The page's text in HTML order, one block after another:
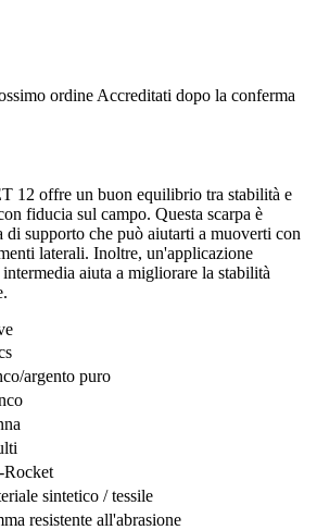
ordine Accreditati dopo la conferma
12 offre un buon equilibrio tra stabilità e
fiducia sul campo. Questa scarpa è
di supporto che può aiutarti a muoverti con
laterali. Inoltre, un'applicazione
aiuta a migliorare la stabilità
argento puro
Rocket
sintetico / tessile
resistente all'abrasione